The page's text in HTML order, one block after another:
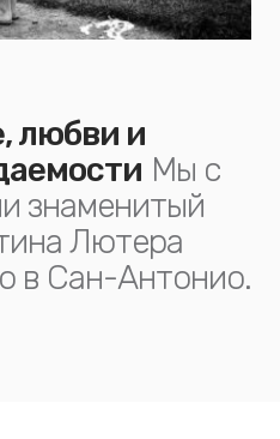
любви и
Мы с
знаменитый
Лютера
в Сан-Антонио.